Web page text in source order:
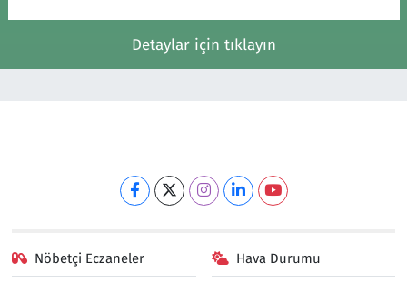
Detaylar için tıklayın
Nöbetçi Eczaneler Hava Durumu